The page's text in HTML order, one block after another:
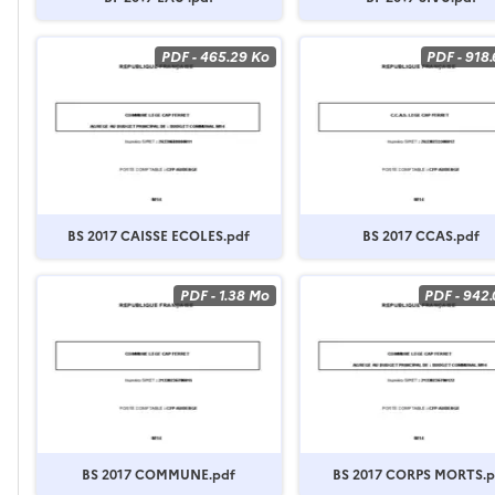
PDF-465.29 Ko
BS 2017 CAISSE ECOLES.pdf
PDF-
BS 2017 CCAS.pdf
PDF- 1.38 Mo
BS 2017 COMMUNE.pdf
PDF-
BS 2017 CORPS